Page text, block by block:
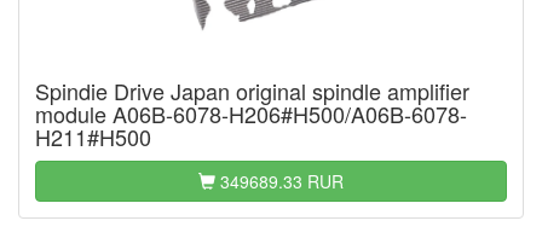
Spindie Drive Japan original spindle amplifier
module A06B-6078-H206#H500/A06B-6078-
H211#H500
349689.33 RUR